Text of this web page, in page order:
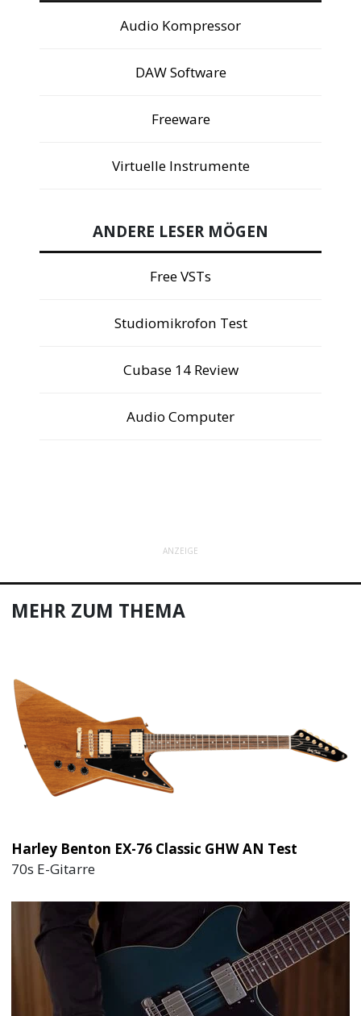
Audio Kompressor
DAW Software
Freeware
Virtuelle Instrumente
ANDERE LESER MÖGEN
Free VSTs
Studiomikrofon Test
Cubase 14 Review
Audio Computer
ANZEIGE
MEHR ZUM THEMA
Harley Benton EX-76 Classic GHW AN Test
70s E-Gitarre